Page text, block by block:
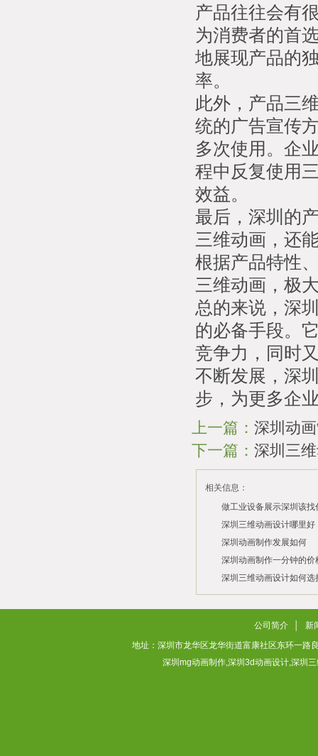
产品往往会有
为消费者的首
地展现产品的
率。
此外，产品三
统的广告宣传
多次使用。企
程中反复使用
效益。
最后，深圳的
三维动画，还
根据产品特性
三维动画，极
总的来说，深
的必备手段。
竞争力，同时
不断发展，深
步，为更多企
上一篇： 深圳动
下一篇： 深圳三
相关信息：
做工业设备展示深圳该
司？
2026/07/21
深圳三维动画设计哪里好
2026/03/10
深圳动画制作发展如何
2026/03/03
深圳动画制作一分钟的价
2026/02/28
深圳三维动画设计如何选
2026/02/02
公司简介
新
地址：深圳市龙华区龙华街道富康社区东环一
深圳mg动画制作,深圳3d动画设计,深圳